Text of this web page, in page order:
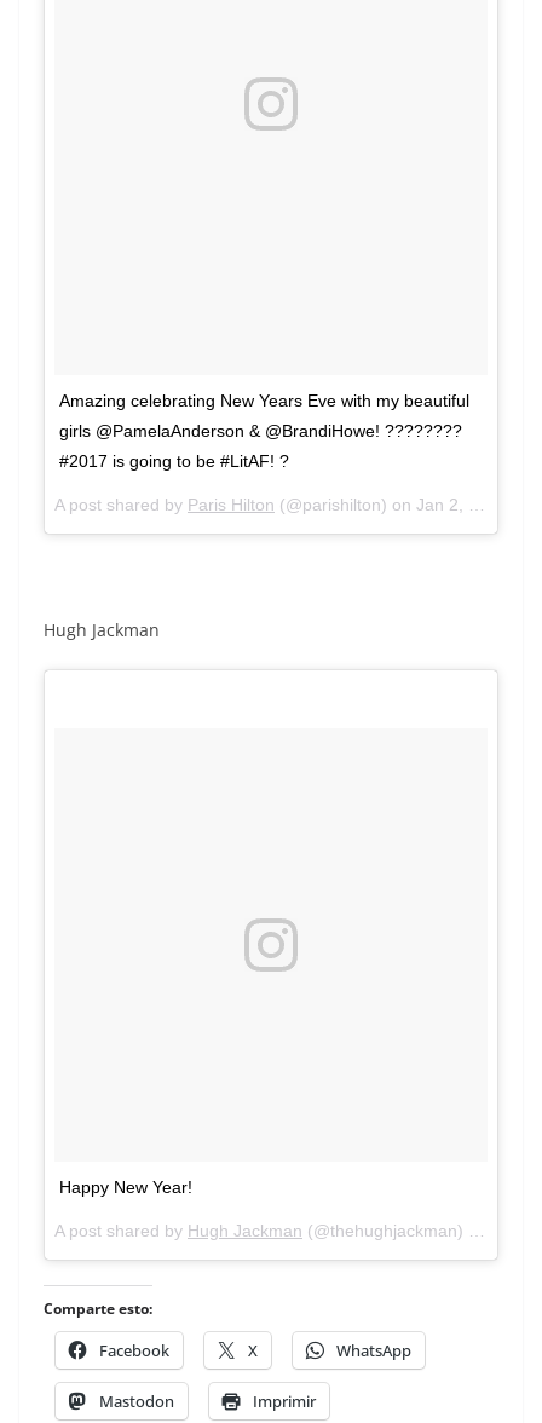
Amazing celebrating New Years Eve with my beautiful
girls @PamelaAnderson & @BrandiHowe! ????????
#2017 is going to be #LitAF! ?
A post shared by Paris Hilton (@parishilton) on Jan 2, 2017 at 8:22am PST
Hugh Jackman
Happy New Year!
A post shared by Hugh Jackman (@thehughjackman) on
Comparte esto:
Facebook X WhatsApp
Mastodon Imprimir